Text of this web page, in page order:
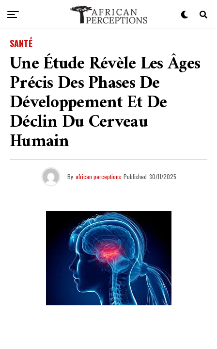
SANTÉ
Une Étude Révèle Les Âges
Précis Des Phases De
Développement Et De
Déclin Du Cerveau
Humain
By african perceptions Published 30/11/2025